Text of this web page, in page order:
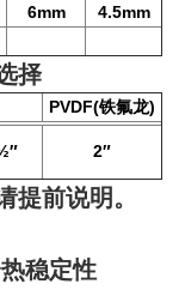
6mm
4.5mm
择
PVDF(铁氟龙)
″ 2″
提前说明。
稳定性